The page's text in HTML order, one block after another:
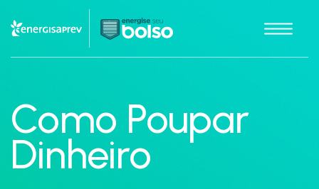
Como Poupar
Dinheiro